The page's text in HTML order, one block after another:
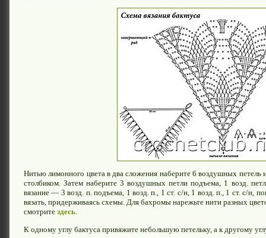
Нитью лимонного цвета в два сложения наберите 6 воздушных петель
столбиком. Затем наберите 3 воздушных петли подъема, 1 возд.
вязание — 3 возд. п. подъема, 1 возд. п., 1 ст. с/н, 1 возд. п., 1 ст. с/н,
вязать, придерживаясь схемы. Для бахромы нарежьте нити разных
смотрите здесь.
К одному углу бактуса привяжите небольшую петельку, а к другому